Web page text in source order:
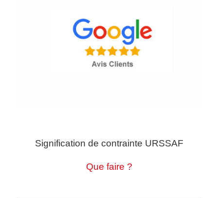
Signification de contrainte URSSAF
Que faire ?